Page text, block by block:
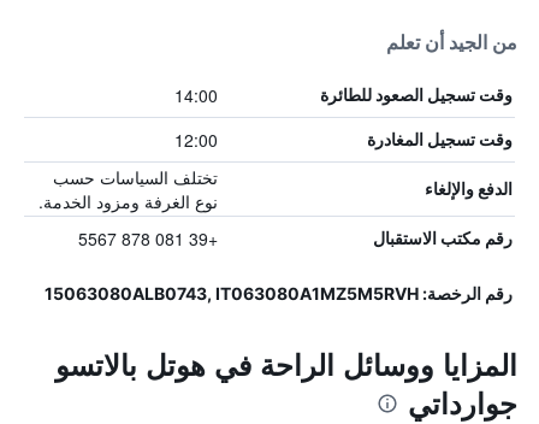
من الجيد أن تعلم
وقت تسجيل الصعود للطائرة 14:00
وقت تسجيل المغادرة 12:00
الدفع والإلغاء
تختلف السياسات حسب
نوع الغرفة ومزود الخدمة.
رقم مكتب الاستقبال +39 081 878 5567
رقم الرخصة: 15063080ALB0743, IT063080A1MZ5M5RVH
المزايا ووسائل الراحة في هوتل بالاتسو
جوارداتي